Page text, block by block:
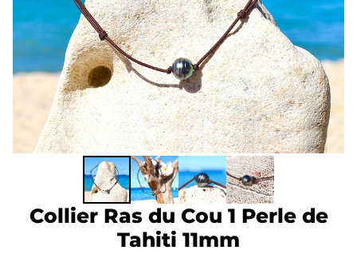
Collier Ras du Cou 1 Perle de
Tahiti 11mm